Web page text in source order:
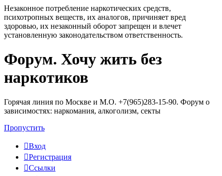
Незаконное потребление наркотических средств,
психотропных веществ, их аналогов, причиняет вред
здоровью, их незаконный оборот запрещен и влечет
установленную законодательством ответственность.
Регистрация
Форум. Хочу жить без
наркотиков
Горячая линия по Москве и М.О. +7(965)283-15-90. Форум о
зависимостях: наркомания, алкоголизм, секты
Пропустить
Вход
Регистрация
Ссылки